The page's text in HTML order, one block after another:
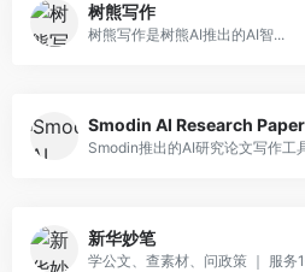
树熊写作
树熊写作是树熊AI推出的AI智...
Smodin AI Research Paper
Smodin推出的AI研究论文写作工
新华妙笔
学公文、查素材、问政策 ｜ 服务